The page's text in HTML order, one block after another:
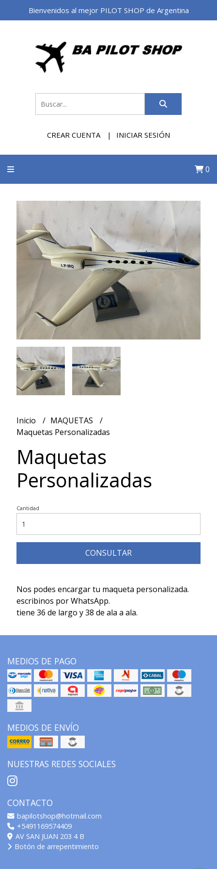
Bienvenidos al mejor PILOT SHOP de Argentina
CREAR CUENTA INICIAR SESIÓN
0
Inicio
MAQUETAS
Maquetas Personalizadas
Maquetas
Personalizadas
Cantidad
CONSULTAR
Nos podes encargar tu maqueta personalizada.
escribinos por WhatsApp.
tiene 36 de largo y 38 de ala a ala.
MEDIOS DE PAGO
MEDIOS DE ENVÍO
NUESTRAS REDES SOCIALES
CONTACTO
bapilotshop@hotmail.com
+5491169574409
AV SAN JUAN 203 4 B
Botón de arrepentimiento